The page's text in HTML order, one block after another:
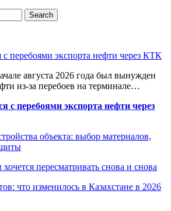
с перебоями экспорта нефти через КТК
августа 2026 года был вынужден
из-за перебоев на терминале…
с перебоями экспорта нефти через
объекта: выбор материалов,
пересматривать снова и снова
что изменилось в Казахстане в 2026